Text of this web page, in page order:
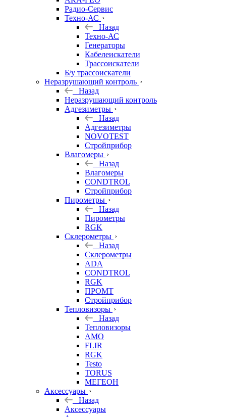
Радио-Сервис
Техно-АС
Назад
Техно-АС
Генераторы
Кабелеискатели
Трассоискатели
Б/у трассоискатели
Неразрушающий контроль
Назад
Неразрушающий контроль
Адгезиметры
Назад
Адгезиметры
NOVOTEST
Стройприбор
Влагомеры
Назад
Влагомеры
CONDTROL
Стройприбор
Пирометры
Назад
Пирометры
RGK
Склерометры
Назад
Склерометры
ADA
CONDTROL
RGK
ПРОМТ
Стройприбор
Тепловизоры
Назад
Тепловизоры
AMO
FLIR
RGK
Testo
TORUS
МЕГЕОН
Аксессуары
Назад
Аксессуары